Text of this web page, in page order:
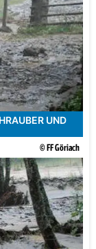
UND
© FF Göriach